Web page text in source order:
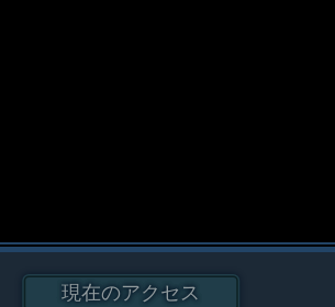
現在のアクセス